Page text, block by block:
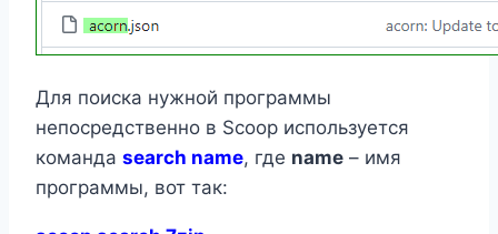
Для поиска нужной программы
непосредственно в Scoop используется
команда search name, где name – имя
программы, вот так: